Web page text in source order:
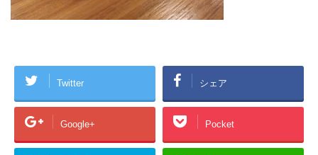
Twitter シェア
Google+ Pocket